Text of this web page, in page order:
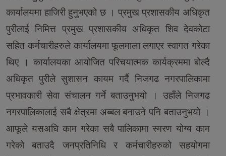
कार्यालयमा हाजिरी हुनुभएको छ । प्रमुख प्रशासकीय अधिकृत
पुरीलाई निमित्त प्रमुख प्रशासकीय अधिकृत शिव देवकोटा
सहित कर्मचारीहरुले कार्यालयमा फूलमाला लगाएर स्वागत गरेका
थिए । कार्यालयका आयोजित परिचयात्मक कार्यक्रममा बोल्दै
अधिकृत पुरीले सुशासन कायम गर्दै निजगढ नगरपालिकामा
प्रभावकारी सेवा संचालन गर्ने बताउनुभयो । उहाँले निजगढ
नगरपालिकालाई सबै क्षेत्रमा अब्बल बनाउने पनि बताउनुभयो ।
आफूले यसअघि काम गरेका सबै पालिकामा स्मरण योग्य काम
गरेको बताउदै जनप्रतिनिधि र कर्मचारीहरुको सहयोगमा